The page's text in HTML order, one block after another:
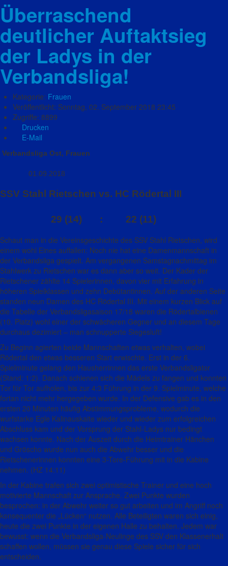
Überraschend
deutlicher Auftaktsieg
der Ladys in der
Verbandsliga!
Kategorie: Frauen
Veröffentlicht: Sonntag, 02. September 2018 23:45
Zugriffe: 8899
Drucken
E-Mail
Verbandsliga Ost, Frauen
01.09.2018
SSV Stahl Rietschen vs. HC Rödertal III
29 (14) : 22 (11)
Schaut man in die Vereinsgeschichte des SSV Stahl Rietschen, wird
einem wohl Eines auffallen: Noch nie hat eine Damenmannschaft in
der Verbandsliga gespielt. Am vergangenen Samstagnachmittag im
Stahlwerk zu Rietschen war es dann aber so weit. Der Kader der
Rietschener zählte 14 Spielerinnen, davon vier mit Erfahrung in
höheren Spielklassen und zehn Debütantinnen. Auf der anderen Seite
standen neun Damen des HC Rödertal III. Mit einem kurzen Blick auf
die Tabelle der Verbandsligasaison 17/18 waren die Rödertalbienen
(10. Platz) wohl einer der schwächeren Gegner und an diesem Tage
durchaus dezimiert – man schnupperte Siegesluft!
Zu Beginn agierten beide Mannschaften etwas verhalten, wobei
Rödertal den etwas besseren Start erwischte. Erst in der 6.
Spielminute gelang den Hausherrinnen das erste Verbandsligator
(Stand: 1:2). Danach schienen sich die Mädels zu fangen und konnten
Tor für Tor aufholen, bis zur 4:3 Führung in der 9. Spielminute, welche
fortan nicht mehr hergegeben wurde. In der Defensive gab es in den
ersten 20 Minuten häufig Abstimmungsprobleme, wodurch die
wurfstarke Egle Kalinauskaite wieder und wieder zum erfolgreichen
Abschluss kam und der Vorsprung der Stahl-Ladys nur bedingt
wachsen konnte. Nach der Auszeit durch die Heimtrainer Hänchen
und Gröscho wurde nun auch die Abwehr besser und die
Rietschenerinnen konnten eine 3-Tore-Führung mit in die Kabine
nehmen. (HZ 14:11)
In der Kabine trafen sich zwei optimistische Trainer und eine hoch
motivierte Mannschaft zur Ansprache. Zwei Punkte wurden
besprochen: in der Abwehr weiter so gut arbeiten und im Angriff noch
konsequenter die „Lücken“ nutzen. Alle Beteiligten waren sich einig,
heute die zwei Punkte in der eigenen Halle zu behalten. Jedem war
bewusst: wenn die Verbandsliga-Neulinge des SSV den Klassenerhalt
schaffen wollen, müssen sie genau diese Spiele sicher für sich
entscheiden.